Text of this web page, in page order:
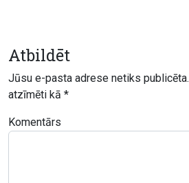
Atbildēt
Jūsu e-pasta adrese netiks publicēta.
atzīmēti kā *
Komentārs